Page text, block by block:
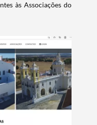
às Associações do